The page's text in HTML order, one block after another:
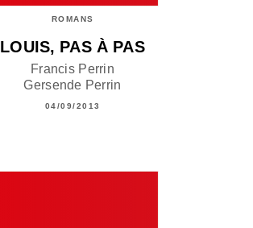
ROMANS
LOUIS, PAS À PAS
Francis Perrin
Gersende Perrin
04/09/2013